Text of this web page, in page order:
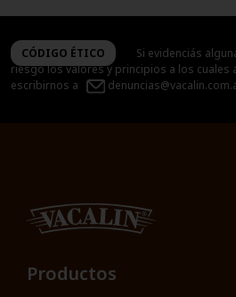
CÓDIGO ÉTICO
Si evidenciás
riesgo los valores y principios a los cuales
escribirnos a
Productos